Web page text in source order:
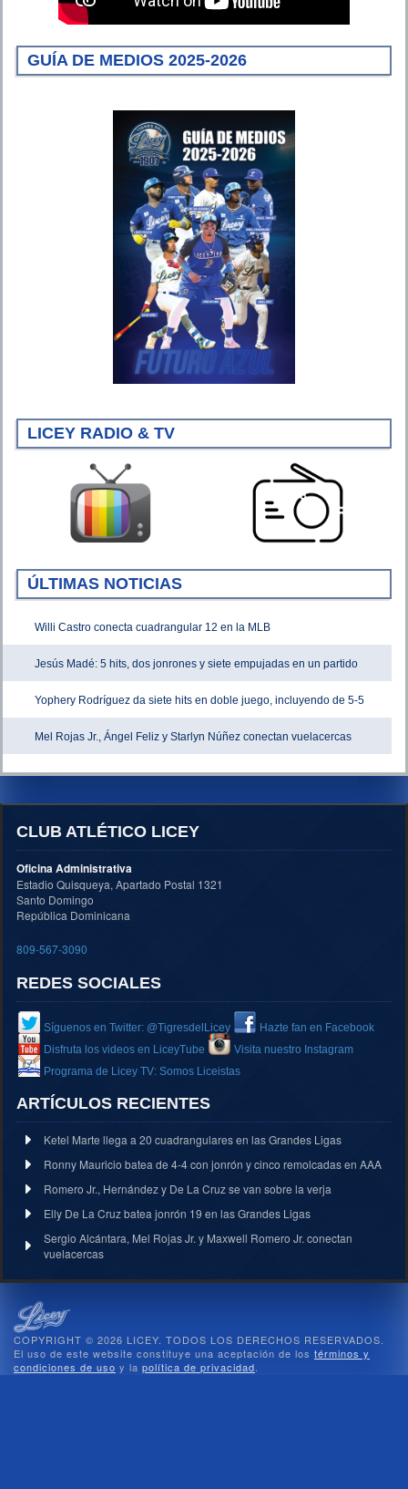
GUÍA DE MEDIOS 2025-2026
LICEY RADIO & TV
ÚLTIMAS NOTICIAS
Willi Castro conecta cuadrangular 12 en la MLB
Jesús Madé: 5 hits, dos jonrones y siete empujadas en un partido
Yophery Rodríguez da siete hits en doble juego, incluyendo de 5-5
Mel Rojas Jr., Ángel Feliz y Starlyn Núñez conectan vuelacercas
CLUB ATLÉTICO LICEY
Oficina Administrativa
Estadio Quisqueya, Apartado Postal 1321
Santo Domingo
República Dominicana
809-567-3090
REDES SOCIALES
Síguenos en Twitter: @TigresdelLicey
Hazte fan en Facebook
Disfruta los videos en LiceyTube
Visita nuestro Instagram
Programa de Licey TV: Somos Liceistas
ARTÍCULOS RECIENTES
Ketel Marte llega a 20 cuadrangulares en las Grandes Ligas
Ronny Mauricio batea de 4-4 con jonrón y cinco remolcadas en AAA
Romero Jr., Hernández y De La Cruz se van sobre la verja
Elly De La Cruz batea jonrón 19 en las Grandes Ligas
Sergio Alcántara, Mel Rojas Jr. y Maxwell Romero Jr. conectan
vuelacercas
COPYRIGHT © 2026 LICEY. TODOS LOS DERECHOS RESERVADOS.
El uso de este website constituye una aceptación de los términos y
condiciones de uso y la política de privacidad